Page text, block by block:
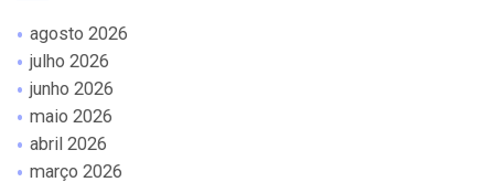
agosto 2026
julho 2026
junho 2026
maio 2026
abril 2026
março 2026